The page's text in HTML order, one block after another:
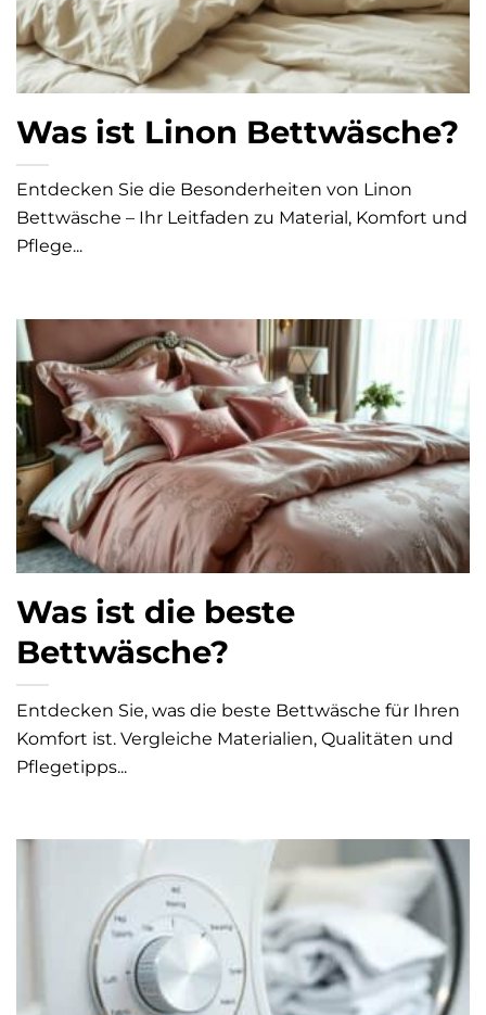
Was ist Linon Bettwäsche?
Entdecken Sie die Besonderheiten von Linon
Bettwäsche – Ihr Leitfaden zu Material, Komfort und
Pflege...
Was ist die beste
Bettwäsche?
Entdecken Sie, was die beste Bettwäsche für Ihren
Komfort ist. Vergleiche Materialien, Qualitäten und
Pflegetipps...